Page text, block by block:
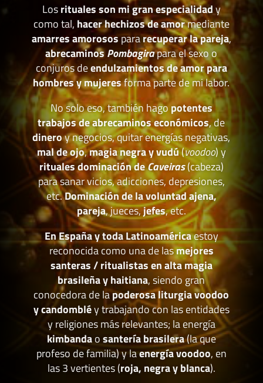
Losrituales son mi gran especialidady
como tal, hacer hechizos de amormediante
amarres amorosospararecuperar la pareja,
abrecaminosPombagirapara el sexo o
conjuros deendulzamientos de amor para
hombres y mujeresforma parte de mi labor.
No solo eso, también hagopotentes
trabajos de abrecaminos económicos, de
dineroy negocios, quitar energías negativas,
mal de ojo,magia negra y vudú(voodoo) y
rituales dominación deCaveiras(cabeza)
para sanar vicios, adicciones, depresiones,
etc.Dominación de la voluntad ajena,
pareja, jueces,jefes, etc.
En España y toda Latinoaméricaestoy
reconocida como una de lasmejores
santeras / ritualistas en alta magia
brasileña y haitiana, siendo gran
conocedora de lapoderosa liturgia voodoo
y candombléy trabajando con las entidades
y religiones más relevantes; la energía
kimbandaosantería brasilera(la que
profeso de familia) y laenergía voodoo, en
las 3 vertientes (roja, negra y blanca).